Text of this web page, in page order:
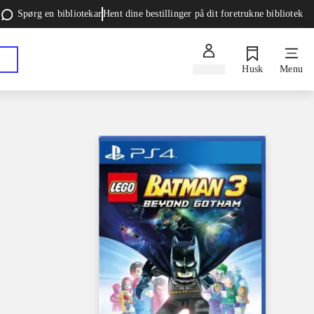
Spørg en bibliotekarHent dine bestillinger på dit foretrukne bibliotek
Husk Menu